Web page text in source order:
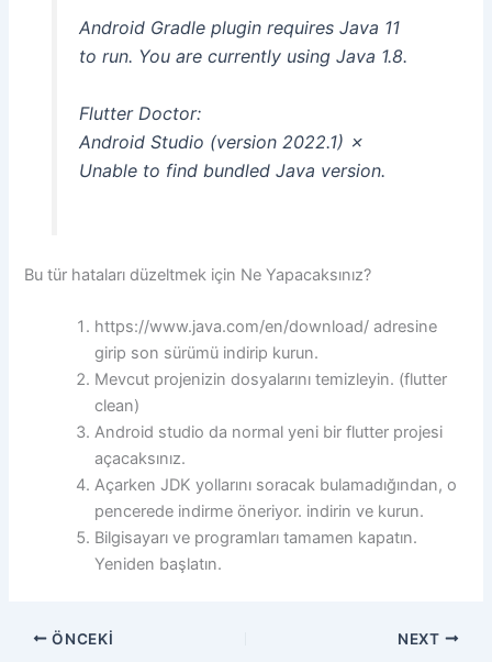
Android Gradle plugin requires Java 11
to run. You are currently using Java 1.8.
Flutter Doctor:
Android Studio (version 2022.1) ✗
Unable to find bundled Java version.
Bu tür hataları düzeltmek için Ne Yapacaksınız?
https://www.java.com/en/download/ adresine
girip son sürümü indirip kurun.
Mevcut projenizin dosyalarını temizleyin. (flutter
clean)
Android studio da normal yeni bir flutter projesi
açacaksınız.
Açarken JDK yollarını soracak bulamadığından, o
pencerede indirme öneriyor. indirin ve kurun.
Bilgisayarı ve programları tamamen kapatın.
Yeniden başlatın.
ÖNCEKI NEXT